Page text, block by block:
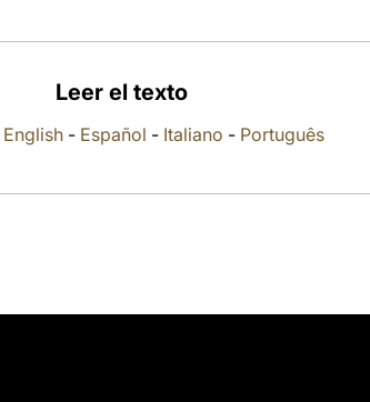
Leer el texto
English- Español - Italiano - Português